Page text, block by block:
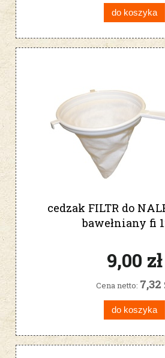
do koszyka
cedzak FILTR do
bawełniany fi
9,00 zł
Cena netto: 7,32
do koszyka